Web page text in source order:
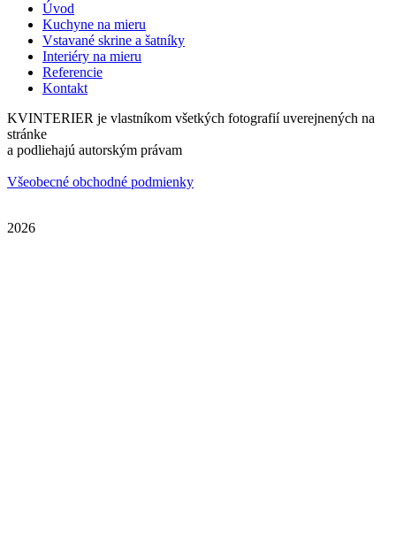
Úvod
Kuchyne na mieru
Vstavané skrine a šatníky
Interiéry na mieru
Referencie
Kontakt
KVINTERIER je vlastníkom všetkých fotografií uverejnených na
stránke
a podliehajú autorským právam
Všeobecné obchodné podmienky
2026